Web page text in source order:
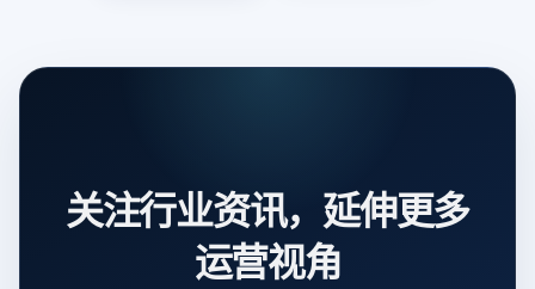
关注行业资讯，延伸更多
运营视角